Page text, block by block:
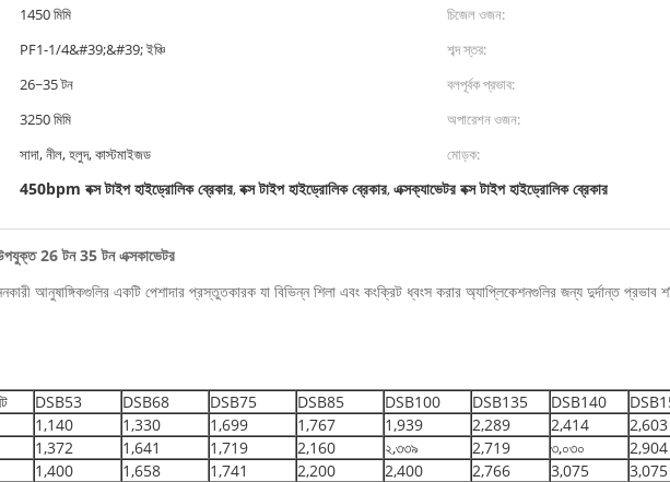
1450 মিমি চিজেল ওজন:
PF1-1/4&#39;&#39; ইঞ্চি শব্দ স্তর:
26~35 টন বলপূর্বক প্রভাব:
3250 মিমি অপারেশন ওজন:
সাদা, নীল, হলুদ, কাস্টমাইজড মোড়ক:
450bpm বক্স টাইপ হাইড্রোলিক ব্রেকার,বক্স টাইপ হাইড্রোলিক ব্রেকার,এক্সক্যাভেটর বক্স টাইপ হাইড্রোলিক ব্রেকার
উপযুক্ত 26 টন 35 টন এক্সকাভেটর
আনুষাঙ্গিকগুলির একটি পেশাদার প্রস্তুতকারক যা বিভিন্ন শিলা এবং কংক্রিট ধ্বংস করার অ্যাপ্লিকেশনগুলির জন্য দুর্দান্ত প্রভাব
DSB53 DSB68 DSB75 DSB85 DSB100 DSB135 DSB140
1,140 1,330 1,699 1,767 1,939 2,289 2,414 2,603
1,372 1,641 1,719 2,160 ২,৩৩৯ 2,719 ৩,০৩০ 2,904
1,400 1,658 1,741 2,200 2,400 2,766 3,075 3,075